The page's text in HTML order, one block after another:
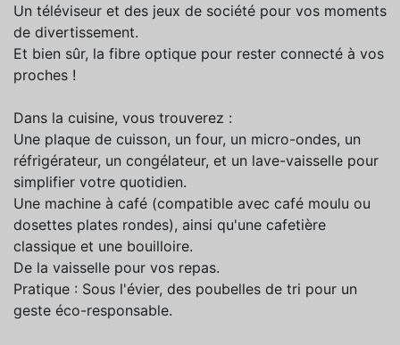
Un téléviseur et des jeux de société pour vos moments
de divertissement.
Et bien sûr, la fibre optique pour rester connecté à vos
proches !
Dans la cuisine, vous trouverez :
Une plaque de cuisson, un four, un micro-ondes, un
réfrigérateur, un congélateur, et un lave-vaisselle pour
simplifier votre quotidien.
Une machine à café (compatible avec café moulu ou
dosettes plates rondes), ainsi qu'une cafetière
classique et une bouilloire.
De la vaisselle pour vos repas.
Pratique : Sous l'évier, des poubelles de tri pour un
geste éco-responsable.